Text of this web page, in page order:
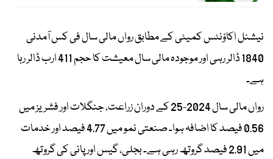
نیشنل اکاؤنٹس کمیٹی کے مطابق رواں مالی سال فی کس آمدنی
1840 ڈالر رہی اور موجودہ مالی سال معیشت کا حجم 411 ارب ڈالر رہا
ہے۔
رواں مالی سال 2024-25 کے دوران زراعت، جنگلات اور فشریز میں
0.56 فیصد کا اضافہ ہوا۔ صنعتی نمو میں 4.77 فیصد اور خدمات
میں 2.91 فیصد گروتھ رہی ہے۔ بجلی، گیس اور پانی کی گروتھ